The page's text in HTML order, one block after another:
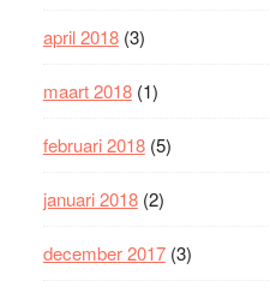
april 2018(3)
maart 2018(1)
februari 2018(5)
januari 2018(2)
december 2017(3)